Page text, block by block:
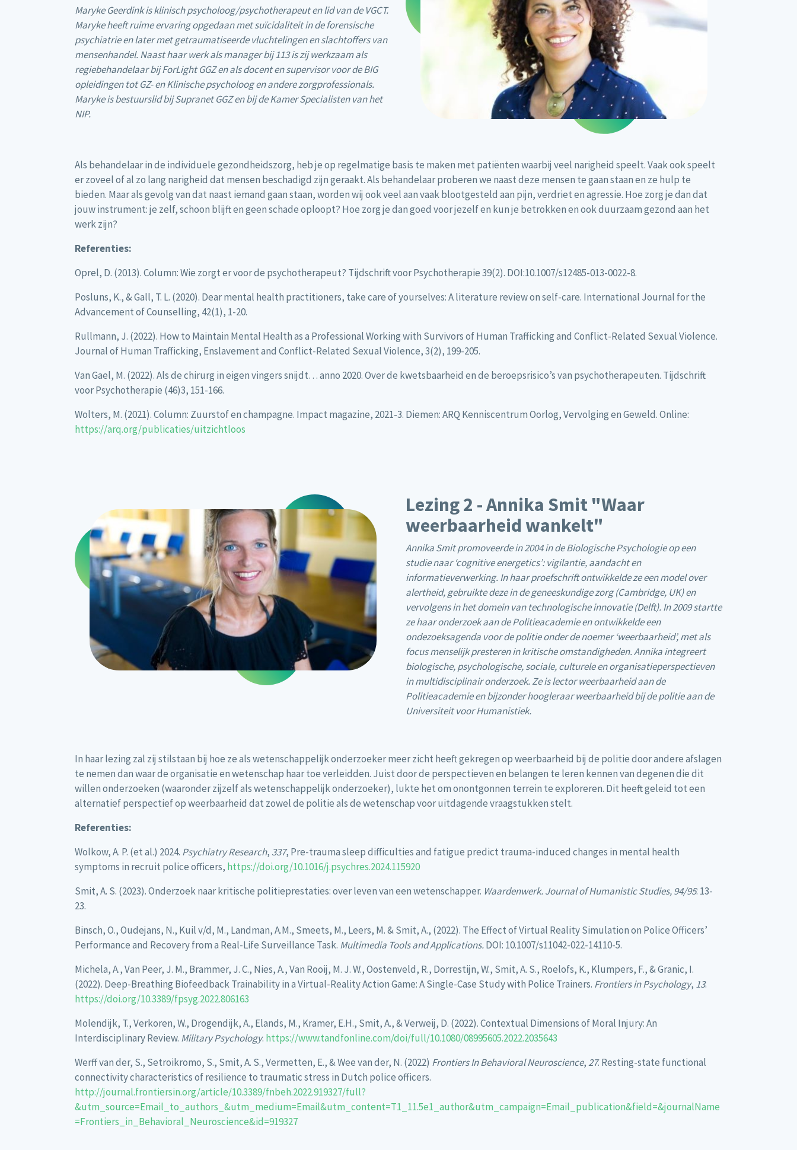
Maryke Geerdink is klinisch psycholoog/psychotherapeut en lid van de VGCT.
Maryke heeft ruime ervaring opgedaan met suïcidaliteit in de forensische
psychiatrie en later met getraumatiseerde vluchtelingen en slachtoffers van
mensenhandel. Naast haar werk als manager bij 113 is zij werkzaam als
regiebehandelaar bij ForLight GGZ en als docent en supervisor voor de BIG
opleidingen tot GZ- en Klinische psycholoog en andere zorgprofessionals.
Maryke is bestuurslid bij Supranet GGZ en bij de Kamer Specialisten van het
NIP.
Als behandelaar in de individuele gezondheidszorg, heb je op regelmatige basis te maken met patiënten waarbij veel narigheid speelt. Vaak ook speelt
er zoveel of al zo lang narigheid dat mensen beschadigd zijn geraakt. Als behandelaar proberen we naast deze mensen te gaan staan en ze hulp te
bieden. Maar als gevolg van dat naast iemand gaan staan, worden wij ook veel aan vaak blootgesteld aan pijn, verdriet en agressie. Hoe zorg je dan dat
jouw instrument: je zelf, schoon blijft en geen schade oploopt? Hoe zorg je dan goed voor jezelf en kun je betrokken en ook duurzaam gezond aan het
werk zijn?
Referenties:
Oprel, D. (2013). Column: Wie zorgt er voor de psychotherapeut? Tijdschrift voor Psychotherapie 39(2). DOI:10.1007/s12485-013-0022-8.
Posluns, K., & Gall, T. L. (2020). Dear mental health practitioners, take care of yourselves: A literature review on self-care. International Journal for the
Advancement of Counselling, 42(1), 1-20.
Rullmann, J. (2022). How to Maintain Mental Health as a Professional Working with Survivors of Human Trafficking and Conflict-Related Sexual Violence.
Journal of Human Trafficking, Enslavement and Conflict-Related Sexual Violence, 3(2), 199-205.
Van Gael, M. (2022). Als de chirurg in eigen vingers snijdt… anno 2020. Over de kwetsbaarheid en de beroepsrisico’s van psychotherapeuten. Tijdschrift
voor Psychotherapie (46)3, 151-166.
Wolters, M. (2021). Column: Zuurstof en champagne. Impact magazine, 2021-3. Diemen: ARQ Kenniscentrum Oorlog, Vervolging en Geweld. Online:
https://arq.org/publicaties/uitzichtloos
Lezing 2 - Annika Smit "Waar
weerbaarheid wankelt"
Annika Smit promoveerde in 2004 in de Biologische Psychologie op een
studie naar ‘cognitive energetics’: vigilantie, aandacht en
informatieverwerking. In haar proefschrift ontwikkelde ze een model over
alertheid, gebruikte deze in de geneeskundige zorg (Cambridge, UK) en
vervolgens in het domein van technologische innovatie (Delft). In 2009 startte
ze haar onderzoek aan de Politieacademie en ontwikkelde een
ondezoeksagenda voor de politie onder de noemer ‘weerbaarheid’, met als
focus menselijk presteren in kritische omstandigheden. Annika integreert
biologische, psychologische, sociale, culturele en organisatieperspectieven
in multidisciplinair onderzoek. Ze is lector weerbaarheid aan de
Politieacademie en bijzonder hoogleraar weerbaarheid bij de politie aan de
Universiteit voor Humanistiek.
In haar lezing zal zij stilstaan bij hoe ze als wetenschappelijk onderzoeker meer zicht heeft gekregen op weerbaarheid bij de politie door andere afslagen
te nemen dan waar de organisatie en wetenschap haar toe verleidden. Juist door de perspectieven en belangen te leren kennen van degenen die dit
willen onderzoeken (waaronder zijzelf als wetenschappelijk onderzoeker), lukte het om onontgonnen terrein te exploreren. Dit heeft geleid tot een
alternatief perspectief op weerbaarheid dat zowel de politie als de wetenschap voor uitdagende vraagstukken stelt.
Referenties:
Wolkow, A. P. (et al.) 2024. Psychiatry Research, 337, Pre-trauma sleep difficulties and fatigue predict trauma-induced changes in mental health
symptoms in recruit police officers, https://doi.org/10.1016/j.psychres.2024.115920
Smit, A. S. (2023). Onderzoek naar kritische politieprestaties: over leven van een wetenschapper. Waardenwerk. Journal of Humanistic Studies,94/95: 13-
23.
Binsch, O., Oudejans, N., Kuil v/d, M., Landman, A.M., Smeets, M., Leers, M. & Smit, A., (2022). The Effect of Virtual Reality Simulation on Police Officers’
Performance and Recovery from a Real-Life Surveillance Task. Multimedia Tools and Applications.DOI: 10.1007/s11042-022-14110-5.
Michela, A., Van Peer, J. M., Brammer, J. C., Nies, A., Van Rooij, M. J. W., Oostenveld, R., Dorrestijn, W., Smit, A. S., Roelofs, K., Klumpers, F., & Granic, I.
(2022). Deep-Breathing Biofeedback Trainability in a Virtual-Reality Action Game: A Single-Case Study with Police Trainers. Frontiers in Psychology, 13.
https://doi.org/10.3389/fpsyg.2022.806163
Molendijk, T., Verkoren, W., Drogendijk, A., Elands, M., Kramer, E.H., Smit, A., & Verweij, D. (2022). Contextual Dimensions of Moral Injury: An
Interdisciplinary Review. Military Psychology. https://www.tandfonline.com/doi/full/10.1080/08995605.2022.2035643
Werff van der, S., Setroikromo, S., Smit, A. S., Vermetten, E., & Wee van der, N. (2022) Frontiers In Behavioral Neuroscience,27. Resting-state functional
connectivity characteristics of resilience to traumatic stress in Dutch police officers.
http://journal.frontiersin.org/article/10.3389/fnbeh.2022.919327/full?
&utm_source=Email_to_authors_&utm_medium=Email&utm_content=T1_11.5e1_author&utm_campaign=Email_publication&field=&journalName
=Frontiers_in_Behavioral_Neuroscience&id=919327